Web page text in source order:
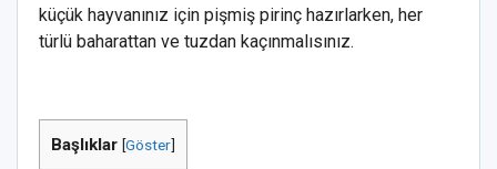
küçük hayvanınız için pişmiş pirinç hazırlarken, her
türlü baharattan ve tuzdan kaçınmalısınız.
Başlıklar [Göster]